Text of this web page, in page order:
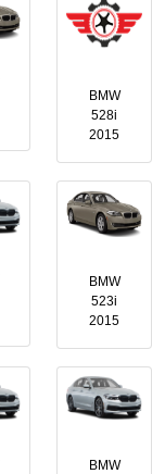
BMW
528i
2015
BMW
523i
2015
BMW